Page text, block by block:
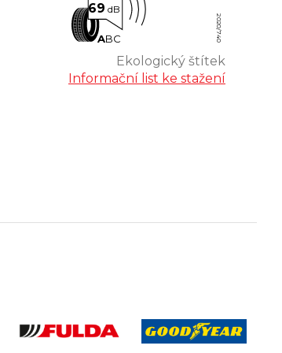
69 dB
ABC 2020/740
Ekologický štítek
Informační list ke stažení